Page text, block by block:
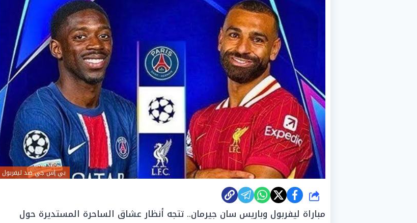
بي إس جي ضد ليفربول
شارك
مباراة ليفربول وباريس سان جيرمان.. تتجه أنظار عشاق الساحرة المستديرة حول